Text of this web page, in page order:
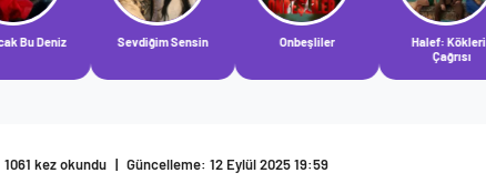
Sevdiğim Sensin Onbeşliler
Halef: Köklerin
Güller
1061 kez okundu | Güncelleme: 12 Eylül 2025 19:59